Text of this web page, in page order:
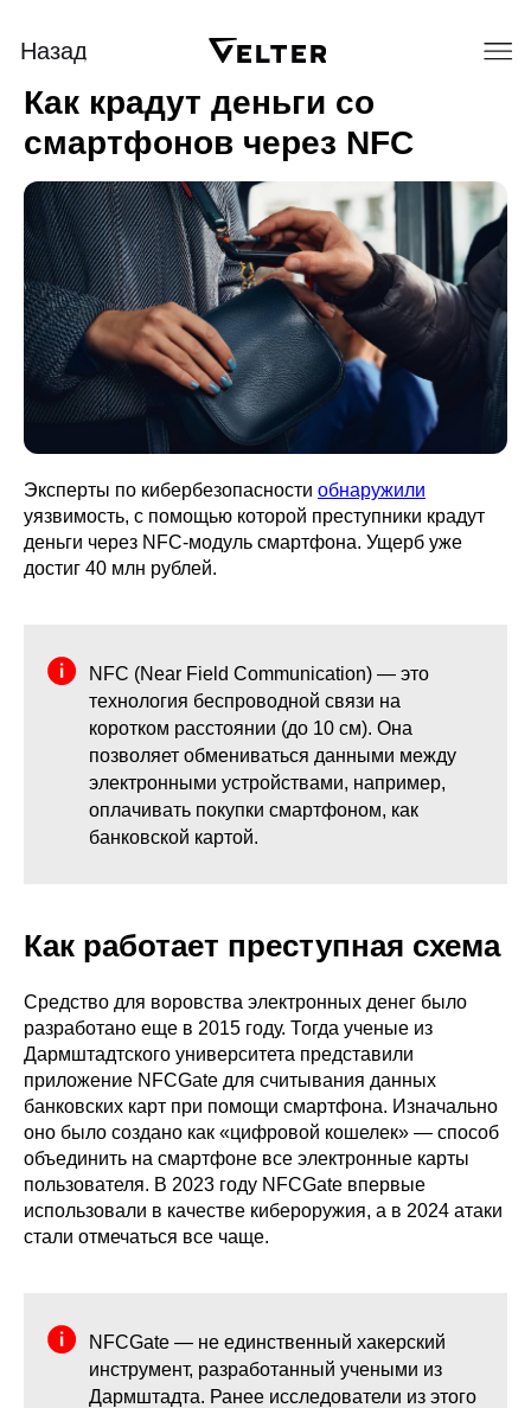
Как крадут деньги со
смартфонов через NFC
Эксперты по кибербезопасности обнаружили
уязвимость, с помощью которой преступники крадут
деньги через NFC-модуль смартфона. Ущерб уже
достиг 40 млн рублей.
NFC (Near Field Communication) — это
технология беспроводной связи на
коротком расстоянии (до 10 см). Она
позволяет обмениваться данными между
электронными устройствами, например,
оплачивать покупки смартфоном, как
банковской картой.
Как работает преступная схема
Средство для воровства электронных денег было
разработано еще в 2015 году. Тогда ученые из
Дармштадтского университета представили
приложение NFCGate для считывания данных
банковских карт при помощи смартфона. Изначально
оно было создано как «цифровой кошелек» — способ
объединить на смартфоне все электронные карты
пользователя. В 2023 году NFCGate впервые
использовали в качестве кибероружия, а в 2024 атаки
стали отмечаться все чаще.
NFCGate — не единственный хакерский
инструмент, разработанный учеными из
Дармштадта. Ранее исследователи из этого